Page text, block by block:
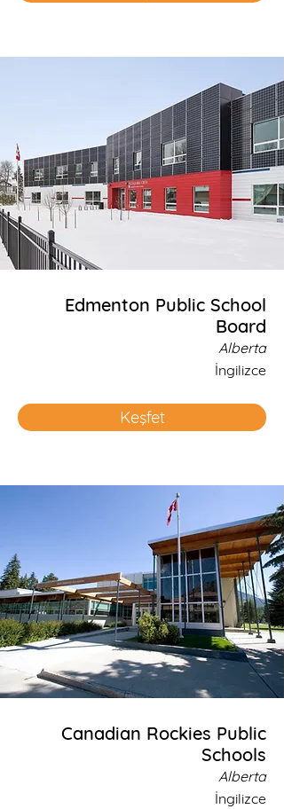
Edmenton Public School
Board
Alberta
İngilizce
Keşfet
Canadian Rockies Public
Schools
Alberta
İngilizce